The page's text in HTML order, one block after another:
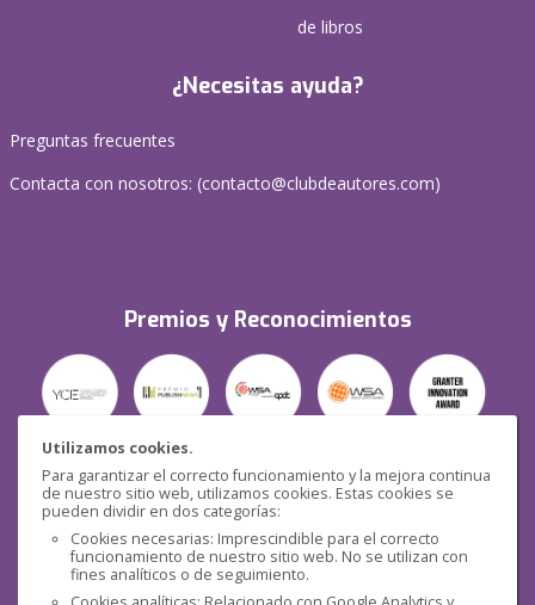
Utilizamos cookies.
Para garantizar el correcto funcionamiento y la mejora continua
de nuestro sitio web, utilizamos cookies. Estas cookies se
pueden dividir en dos categorías:
Cookies necesarias: Imprescindible para el correcto
funcionamiento de nuestro sitio web. No se utilizan con
fines analíticos o de seguimiento.
de libros
¿Necesitas ayuda?
Preguntas frecuentes
Contacta con nosotros: (contacto@clubdeautores.com)
Premios y Reconocimientos
Seguridad